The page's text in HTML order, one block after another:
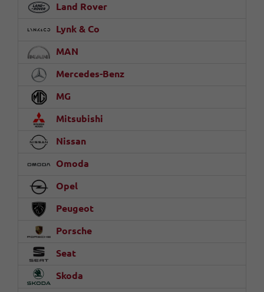
Land Rover
Lynk & Co
MAN
Mercedes-Benz
MG
Mitsubishi
Nissan
Omoda
Opel
Peugeot
Porsche
Seat
Skoda